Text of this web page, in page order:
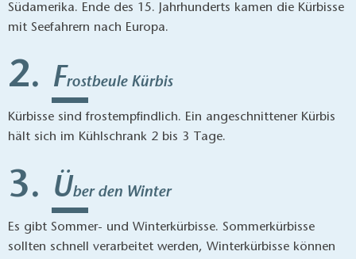
Südamerika. Ende des 15. Jahrhunderts kamen die Kürbisse
mit Seefahrern nach Europa.
Frostbeule Kürbis
Kürbisse sind frostempfindlich. Ein angeschnittener Kürbis
hält sich im Kühlschrank 2 bis 3 Tage.
Über den Winter
Es gibt Sommer- und Winterkürbisse. Sommerkürbisse
sollten schnell verarbeitet werden, Winterkürbisse können